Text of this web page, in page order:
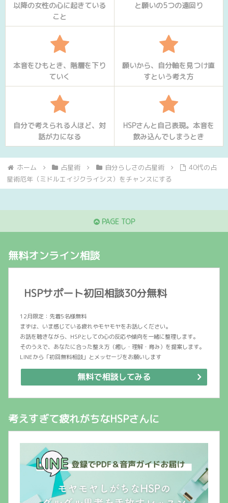
以降の女性の心に起きている
こと
と願いの5つの遠回り
本音をひもとき、階層を下り
ていく
願いから、自分軸を見つけ直
すという考え方
自分で考えられる人ほど、対
話が力になる
HSPさんと自己表現。本音を
飲み込んでしまうとき
ホーム 占星術 自分らしさの占星術
40代の占
星術厄年（ミドルエイジクライシス）をチャンスにする
PAGE TOP
無料オンライン相談
HSPサポート初回相談30分無料
12月限定：先着5名様無料
まずは、いま感じている疲れやモヤモヤをお話しください。
お話を聴きながら、HSPとしての心の反応や傾向を一緒に整理します。
そのうえで、あなたに合った整え方（癒し・理解・育み）を提案します。
LINEから「初回無料相談」とメッセージをお願いします
無料で相談してみる
考えすぎて疲れがちなHSPさんに